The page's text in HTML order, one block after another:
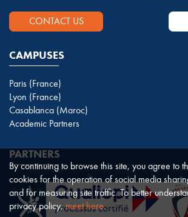
CONTACT US
CAMPUSES
Paris (France)
Lyon (France)
Casablanca (Maroc)
Academic Partners
PARTNERS
By continuing to browse this site, you agree to
cookies for the operation of social media
and for measuring site traffic. To better
privacy policy,meet here.